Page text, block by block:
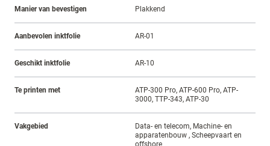
Manier van bevestigen Plakkend
Aanbevolen inktfolie AR-01
Geschikt inktfolie AR-10
Te printen met
ATP-300 Pro, ATP-600 Pro, ATP-
3000, TTP-343, ATP-30
Vakgebied
Data- en telecom, Machine- en
apparatenbouw , Scheepvaart en
offshore